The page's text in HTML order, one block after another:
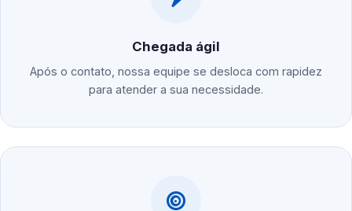
Chegada ágil
Após o contato, nossa equipe se desloca com rapidez
para atender a sua necessidade.